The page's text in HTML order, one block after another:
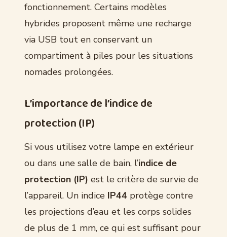
fonctionnement. Certains modèles
hybrides proposent même une recharge
via USB tout en conservant un
compartiment à piles pour les situations
nomades prolongées.
L’importance de l’indice de
protection (IP)
Si vous utilisez votre lampe en extérieur
ou dans une salle de bain, l’indice de
protection (IP) est le critère de survie de
l’appareil. Un indice IP44 protège contre
les projections d’eau et les corps solides
de plus de 1 mm, ce qui est suffisant pour